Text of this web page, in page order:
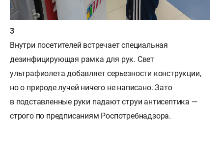
Внутри посетителей встречает специальная
дезинфицирующая рамка для рук. Свет
ультрафиолета добавляет серьезности конструкции,
но о природе лучей ничего не написано. Зато
в подставленные руки падают струи антисептика —
строго по предписаниям Роспотребнадзора.